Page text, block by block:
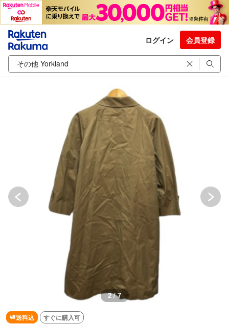
ログイン 会員登録
2 / 7
送料込 すぐに購入可